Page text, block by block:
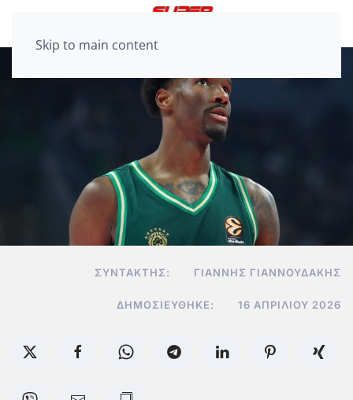
Skip to main content
ΣΥΝΤΆΚΤΗΣ: ΓΙΆΝΝΗΣ ΓΙΑΝΝΟΥΔΆΚΗΣ
ΔΗΜΟΣΙΕΎΘΗΚΕ: 16 ΑΠΡΙΛΊΟΥ 2026